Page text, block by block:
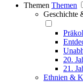
Themen Themen
Geschichte
20.
21.
Ethnien &